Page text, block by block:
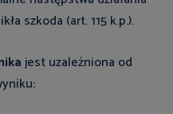
szkoda (art. 115 k.p.).
jest uzależniona od